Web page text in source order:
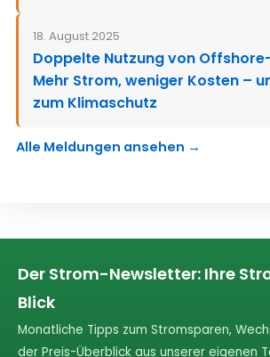
18. August 2025
Doppelte Nutzung von
Mehr Strom, weniger Kosten –
zum Klimaschutz
Alle Meldungen ansehen →
Der Strom-Newsletter: Ihre
Blick
Monatliche Tipps zum Stromsparen,
der Preis-Überblick aus unserer eigenen